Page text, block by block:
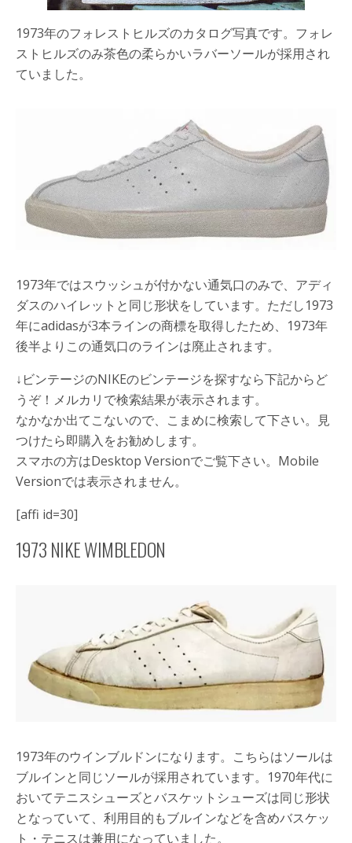
1973年のフォレストヒルズのカタログ写真です。フォレ
ストヒルズのみ茶色の柔らかいラバーソールが採用され
ていました。
1973年ではスウッシュが付かない通気口のみで、アディ
ダスのハイレットと同じ形状をしています。ただし1973
年にadidasが3本ラインの商標を取得したため、1973年
後半よりこの通気口のラインは廃止されます。
↓ビンテージのNIKEのビンテージを探すなら下記からど
うぞ！メルカリで検索結果が表示されます。
なかなか出てこないので、こまめに検索して下さい。見
つけたら即購入をお勧めします。
スマホの方はDesktop Versionでご覧下さい。Mobile
Versionでは表示されません。
[affi id=30]
1973 NIKE WIMBLEDON
1973年のウインブルドンになります。こちらはソールは
ブルインと同じソールが採用されています。1970年代に
おいてテニスシューズとバスケットシューズは同じ形状
となっていて、利用目的もブルインなどを含めバスケッ
ト・テニスは兼用になっていました。